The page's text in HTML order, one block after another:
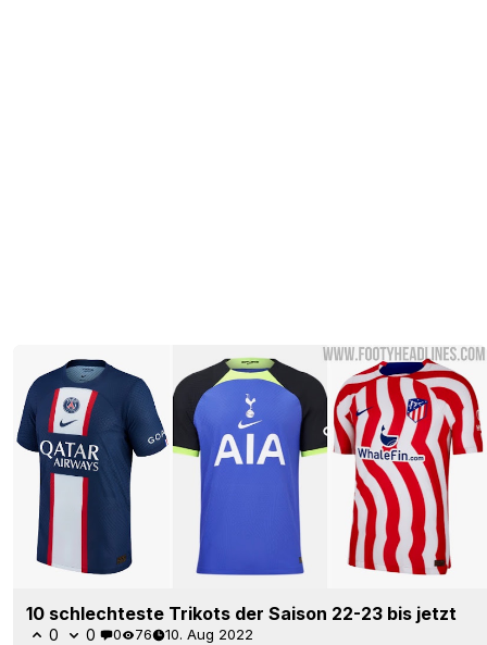
10 schlechteste Trikots der Saison 22-23 bis jetzt
0 0 0 76 10. Aug 2022